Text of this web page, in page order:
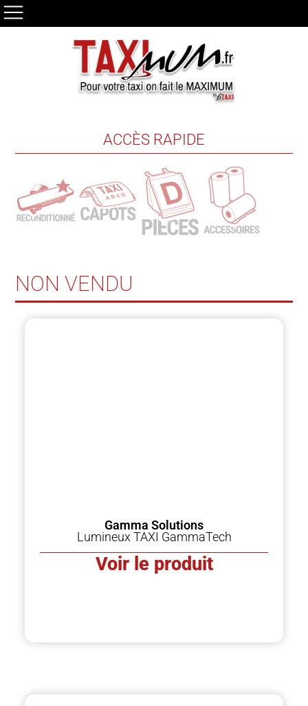
ACCÈS RAPIDE
NON VENDU
Gamma Solutions
Lumineux TAXI GammaTech
Voir le produit